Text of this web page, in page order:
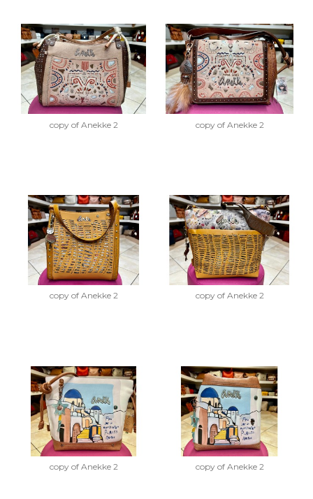
copy of Anekke 2 copy of Anekke 2
copy of Anekke 2 copy of Anekke 2
copy of Anekke 2 copy of Anekke 2